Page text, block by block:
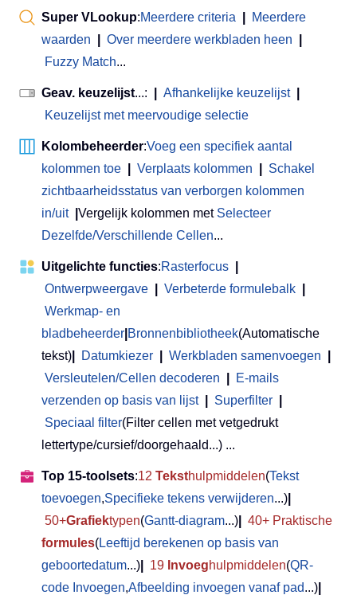
Super VLookup:Meerdere criteria
Meerdere
waarden
Over meerdere werkbladen heen
Fuzzy Match...
Geav. keuzelijst...: Afhankelijke keuzelijst
Keuzelijst met meervoudige selectie
Kolombeheerder:Voeg een specifiek aantal
kolommen toe
Verplaats kolommen
Schakel
zichtbaarheidsstatus van verborgen kolommen
in/uit
Vergelijk kolommen met Selecteer
Dezelfde/Verschillende Cellen...
Uitgelichte functies:Rasterfocus
Ontwerpweergave
Verbeterde formulebalk
Werkmap- en
bladbeheerder Bronnenbibliotheek(Automatische
tekst)
Datumkiezer Werkbladen samenvoegen
Versleutelen/Cellen decoderen
E-mails
verzenden op basis van lijst
Superfilter
Speciaal filter(Filter cellen met vetgedrukt
lettertype/cursief/doorgehaald...) ...
Top 15-toolsets:12 Teksthulpmiddelen(Tekst
toevoegen,Specifieke tekens verwijderen...)
50+Grafiektypen(Gantt-diagram...)
40+ Praktische
formules(Leeftijd berekenen op basis van
geboortedatum...) 19 Invoeghulpmiddelen(QR-
code Invoegen,Afbeelding invoegen vanaf pad...)